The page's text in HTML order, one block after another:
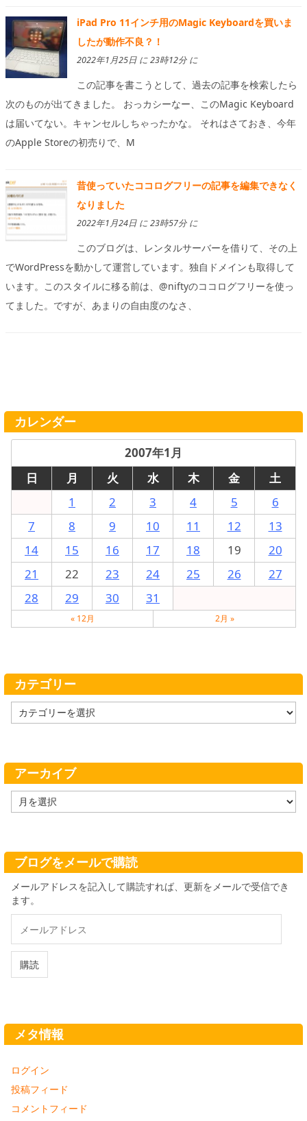
iPad Pro 11インチ用のMagic Keyboardを買いま
したが動作不良？！
2022年1月25日 に 23時12分 に
この記事を書こうとして、過去の記事を検索したら
次のものが出てきました。 おっカシーなー、このMagic Keyboard
は届いてない。キャンセルしちゃったかな。 それはさておき、今年
のApple Storeの初売りで、M
昔使っていたココログフリーの記事を編集できなく
なりました
2022年1月24日 に 23時57分 に
このブログは、レンタルサーバーを借りて、その上
でWordPressを動かして運営しています。独自ドメインも取得して
います。このスタイルに移る前は、@niftyのココログフリーを使っ
てました。ですが、あまりの自由度のなさ、
カレンダー
2007年1月
日
月 火 水 木 金
土
1
2 3 4 5
6
7
8 9 10 11 12
13
14
15 16 17 18 19
20
21
22 23 24 25 26
27
28
29 30 31
« 12月 2月 »
カテゴリー
テ
ー
アーカイブ
ー
ブ
ブログをメールで購読
メールアドレスを記入して購読すれば、更新をメールで受信でき
ます。
ル
ド
購読
メタ情報
ログイン
投稿フィード
コメントフィード